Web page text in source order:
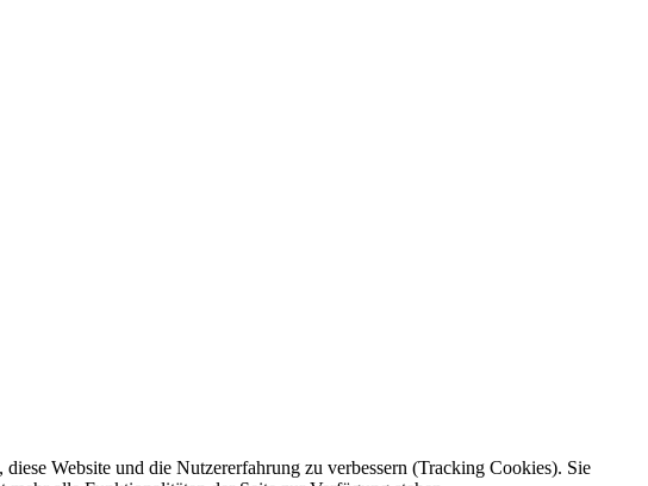
Website und die Nutzererfahrung zu verbessern (Tracking Cookies). Sie